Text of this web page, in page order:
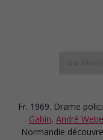
Fr. 1969. Drame
Gabin, André
Normandie